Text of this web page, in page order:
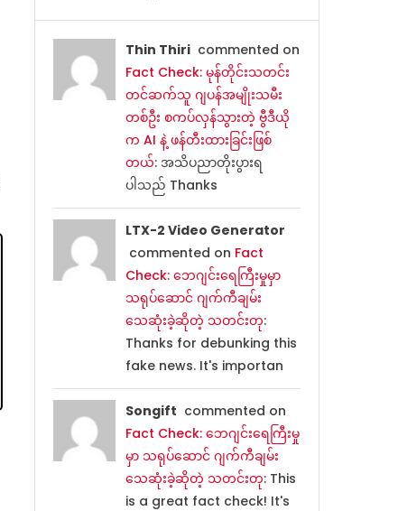
Thin Thiricommented on
Fact Check: မုန်တိုင်းသတင်း
တင်ဆက်သူ ဂျပန်အမျိုးသမီး
တစ်ဦး စကပ်လှန်သွားတဲ့ ဗွီဒီယို
က AI နဲ့ ဖန်တီးထားခြင်းဖြစ်
တယ်: အသိပညာတိုးပွားရ
ပါသည် Thanks
LTX-2 Video Generator
commented on Fact
Check: ဘေဂျင်းရေကြီးမှုမှာ
သရုပ်ဆောင် ဂျက်ကီချမ်း
သေဆုံးခဲ့ဆိုတဲ့ သတင်းတု:
Thanks for debunking this
fake news. It's importan
Songift commented on
Fact Check: ဘေဂျင်းရေကြီးမှု
မှာ သရုပ်ဆောင် ဂျက်ကီချမ်း
သေဆုံးခဲ့ဆိုတဲ့ သတင်းတု: This
is a great fact check! It's